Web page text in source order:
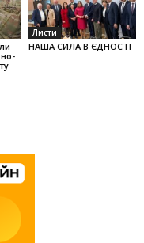
Листи
НАША СИЛА В ЄДНОСТІ